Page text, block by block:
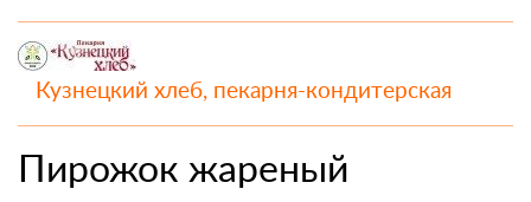
Кузнецкий хлеб, пекарня-кондитерская
Пирожок жареный